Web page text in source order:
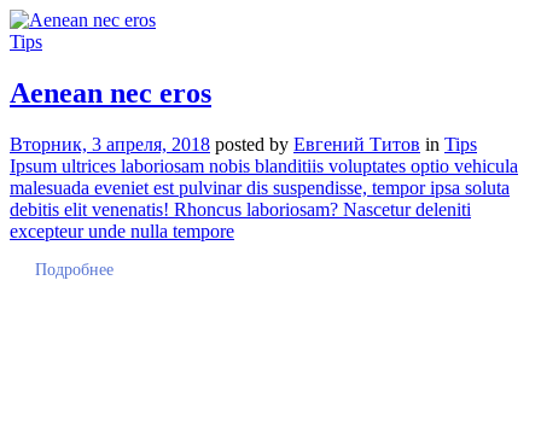
Tips
Aenean nec eros
Вторник, 3 апреля, 2018 posted by Евгений Титов in Tips
Ipsum ultrices laboriosam nobis blanditiis voluptates optio vehicula
malesuada eveniet est pulvinar dis suspendisse, tempor ipsa soluta
debitis elit venenatis! Rhoncus laboriosam? Nascetur deleniti
excepteur unde nulla tempore
Подробнее